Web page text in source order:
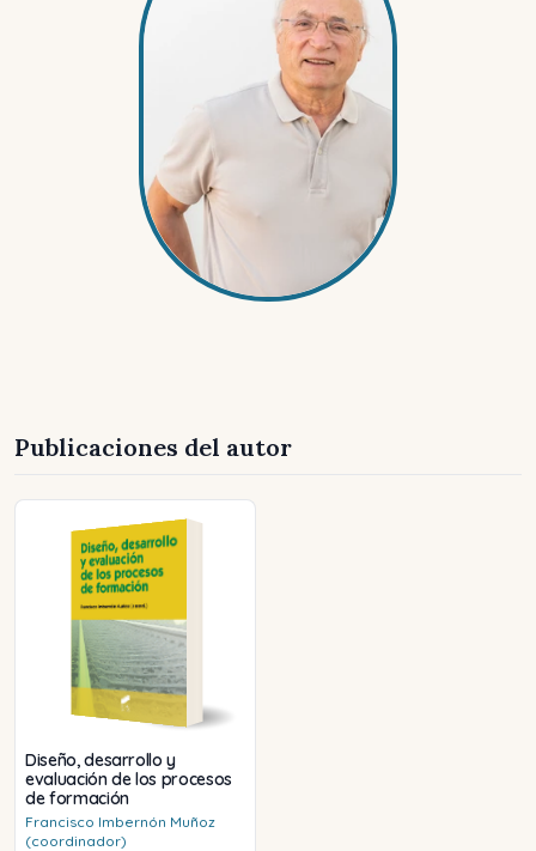
Publicaciones del autor
Diseño, desarrollo y
evaluación de los procesos
de formación
Francisco Imbernón Muñoz
(coordinador)